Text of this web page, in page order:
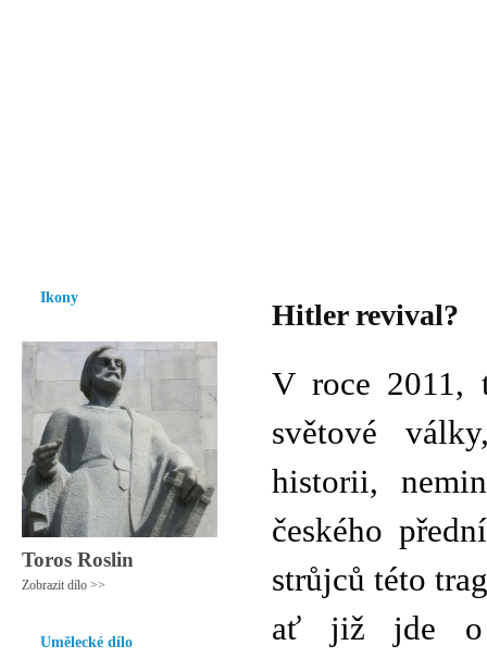
Ikony
Toros Roslin
Zobrazit dílo >>
Umělecké dílo
Hitler revival?
V roce 2011,
světové
historii,
českého
strůjců této
ať již jde o